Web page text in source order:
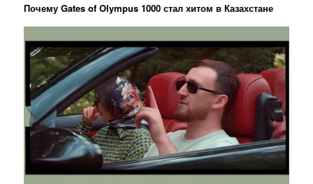
Почему Gates of Olympus 1000 стал хитом в Казахстане